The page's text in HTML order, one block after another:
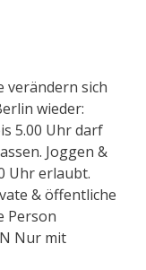
verändern sich
wieder:
5.00 Uhr darf
Joggen &
Uhr erlaubt.
& öffentliche
Person
Nur mit